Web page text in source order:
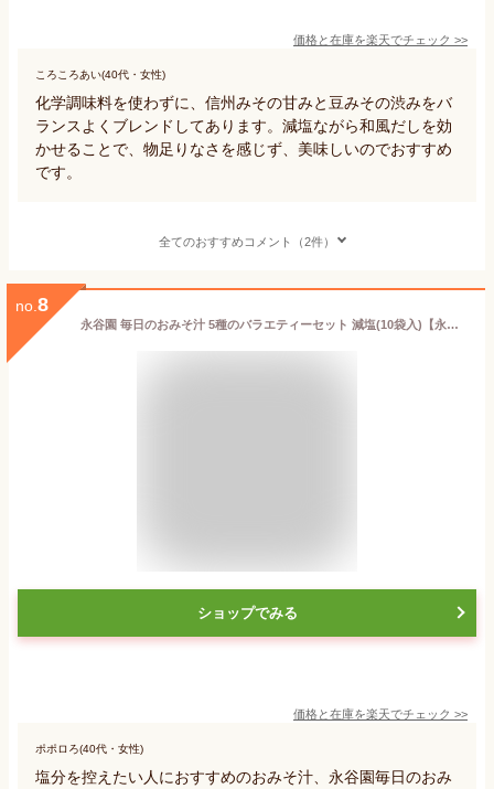
価格と在庫を楽天でチェック >>
ころころあい(40代・女性)
化学調味料を使わずに、信州みその甘みと豆みその渋みをバ
ランスよくブレンドしてあります。減塩ながら和風だしを効
かせることで、物足りなさを感じず、美味しいのでおすすめ
です。
全てのおすすめコメント（2件）
no. 8
永谷園 毎日のおみそ汁 5種のバラエティーセット 減塩(10袋入)【永谷園】[味噌汁]
ショップでみる
価格と在庫を楽天でチェック >>
ポポロろ(40代・女性)
塩分を控えたい人におすすめのおみそ汁、永谷園毎日のおみ